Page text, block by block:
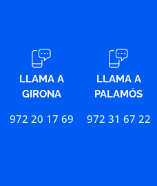
LLAMA A
GIRONA
972 20 17 69
LLAMA A
PALAMÓS
972 31 67 22